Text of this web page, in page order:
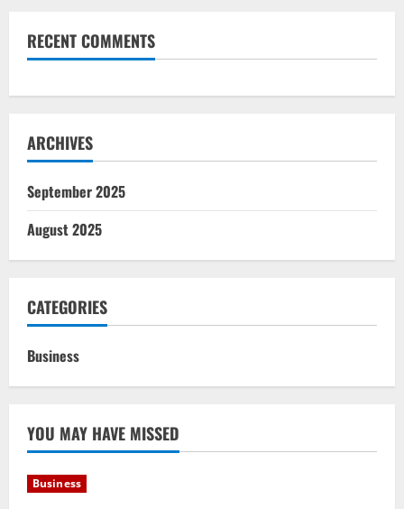
RECENT COMMENTS
ARCHIVES
September 2025
August 2025
CATEGORIES
Business
YOU MAY HAVE MISSED
Business